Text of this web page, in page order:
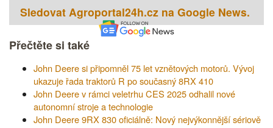
Sledovat Agroportal24h.cz na Google News.
Přečtěte si také
John Deere si připomněl 75 let vznětových motorů. Vývoj
ukazuje řada traktorů R po současný 8RX 410
John Deere v rámci veletrhu CES 2025 odhalil nové
autonomní stroje a technologie
John Deere 9RX 830 oficiálně: Nový nejvýkonnější sériově